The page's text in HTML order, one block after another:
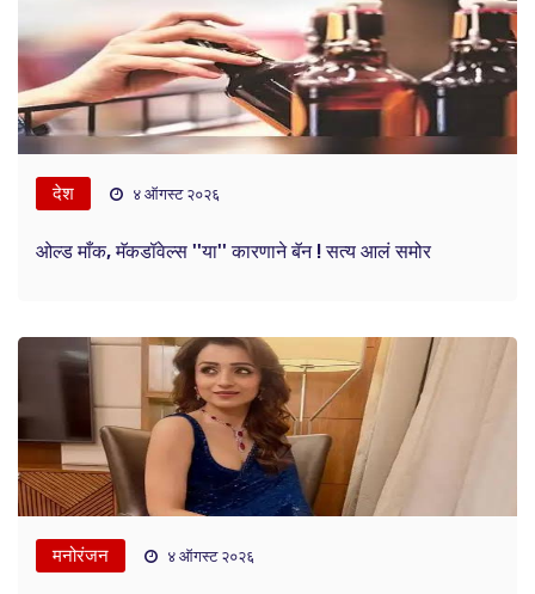
देश ४ ऑगस्ट २०२६
ओल्ड माँक, मॅकडॉवेल्स ''या'' कारणाने बॅन ! सत्य आलं समोर
मनोरंजन ४ ऑगस्ट २०२६